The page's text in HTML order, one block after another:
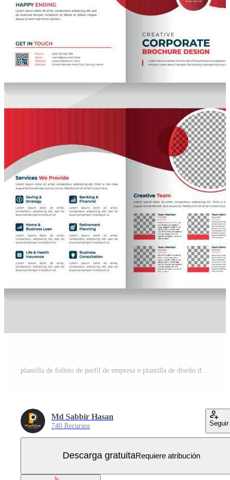
Md Sabbir Hasan
740 Recursos Seguir
Descarga gratuitaRequiere atribución